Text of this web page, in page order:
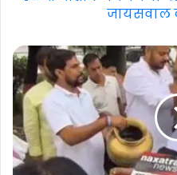
जायसवाल